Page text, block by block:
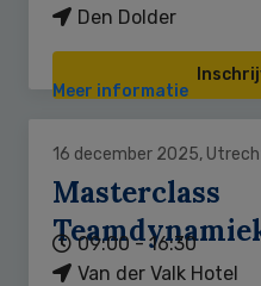
Den Dolder
Meer informatie
16 december 2025,
Masterclass
09:00 - 16:30
Van der Valk Hotel